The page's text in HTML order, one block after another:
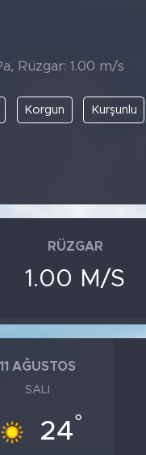
Rüzgar: 1.00 m/s
Korgun Kurşunlu
RÜZGAR
1.00 M/S
11 AĞUSTOS
SALI
24°